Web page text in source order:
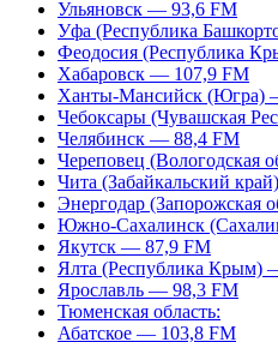
Ульяновск — 93,6 FM
Уфа (Республика
Феодосия (Республика
Хабаровск — 107,9 FM
Ханты-Мансийск (Югра)
Чебоксары (Чувашская
Челябинск — 88,4 FM
Череповец (Вологодская
Чита (Забайкальский
Энергодар (Запорожская
Южно-Сахалинск
Якутск — 87,9 FM
Ялта (Республика Крым)
Ярославль — 98,3 FM
Тюменская область:
Абатское — 103,8 FM